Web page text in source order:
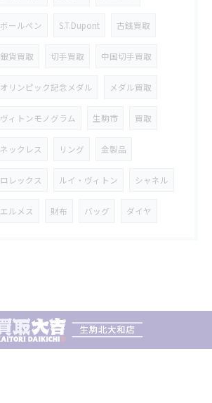
ボールペン S.T.Dupont 古銭買取
銀貨買取 切手買取 中国切手買取
オリンピック記念メダル メダル買取
ヴィトンモノグラム 生駒市 買取
ネックレス リング 金製品
ロレックス ルイ・ヴィトン シャネル
エルメス 財布 バッグ ダイヤ